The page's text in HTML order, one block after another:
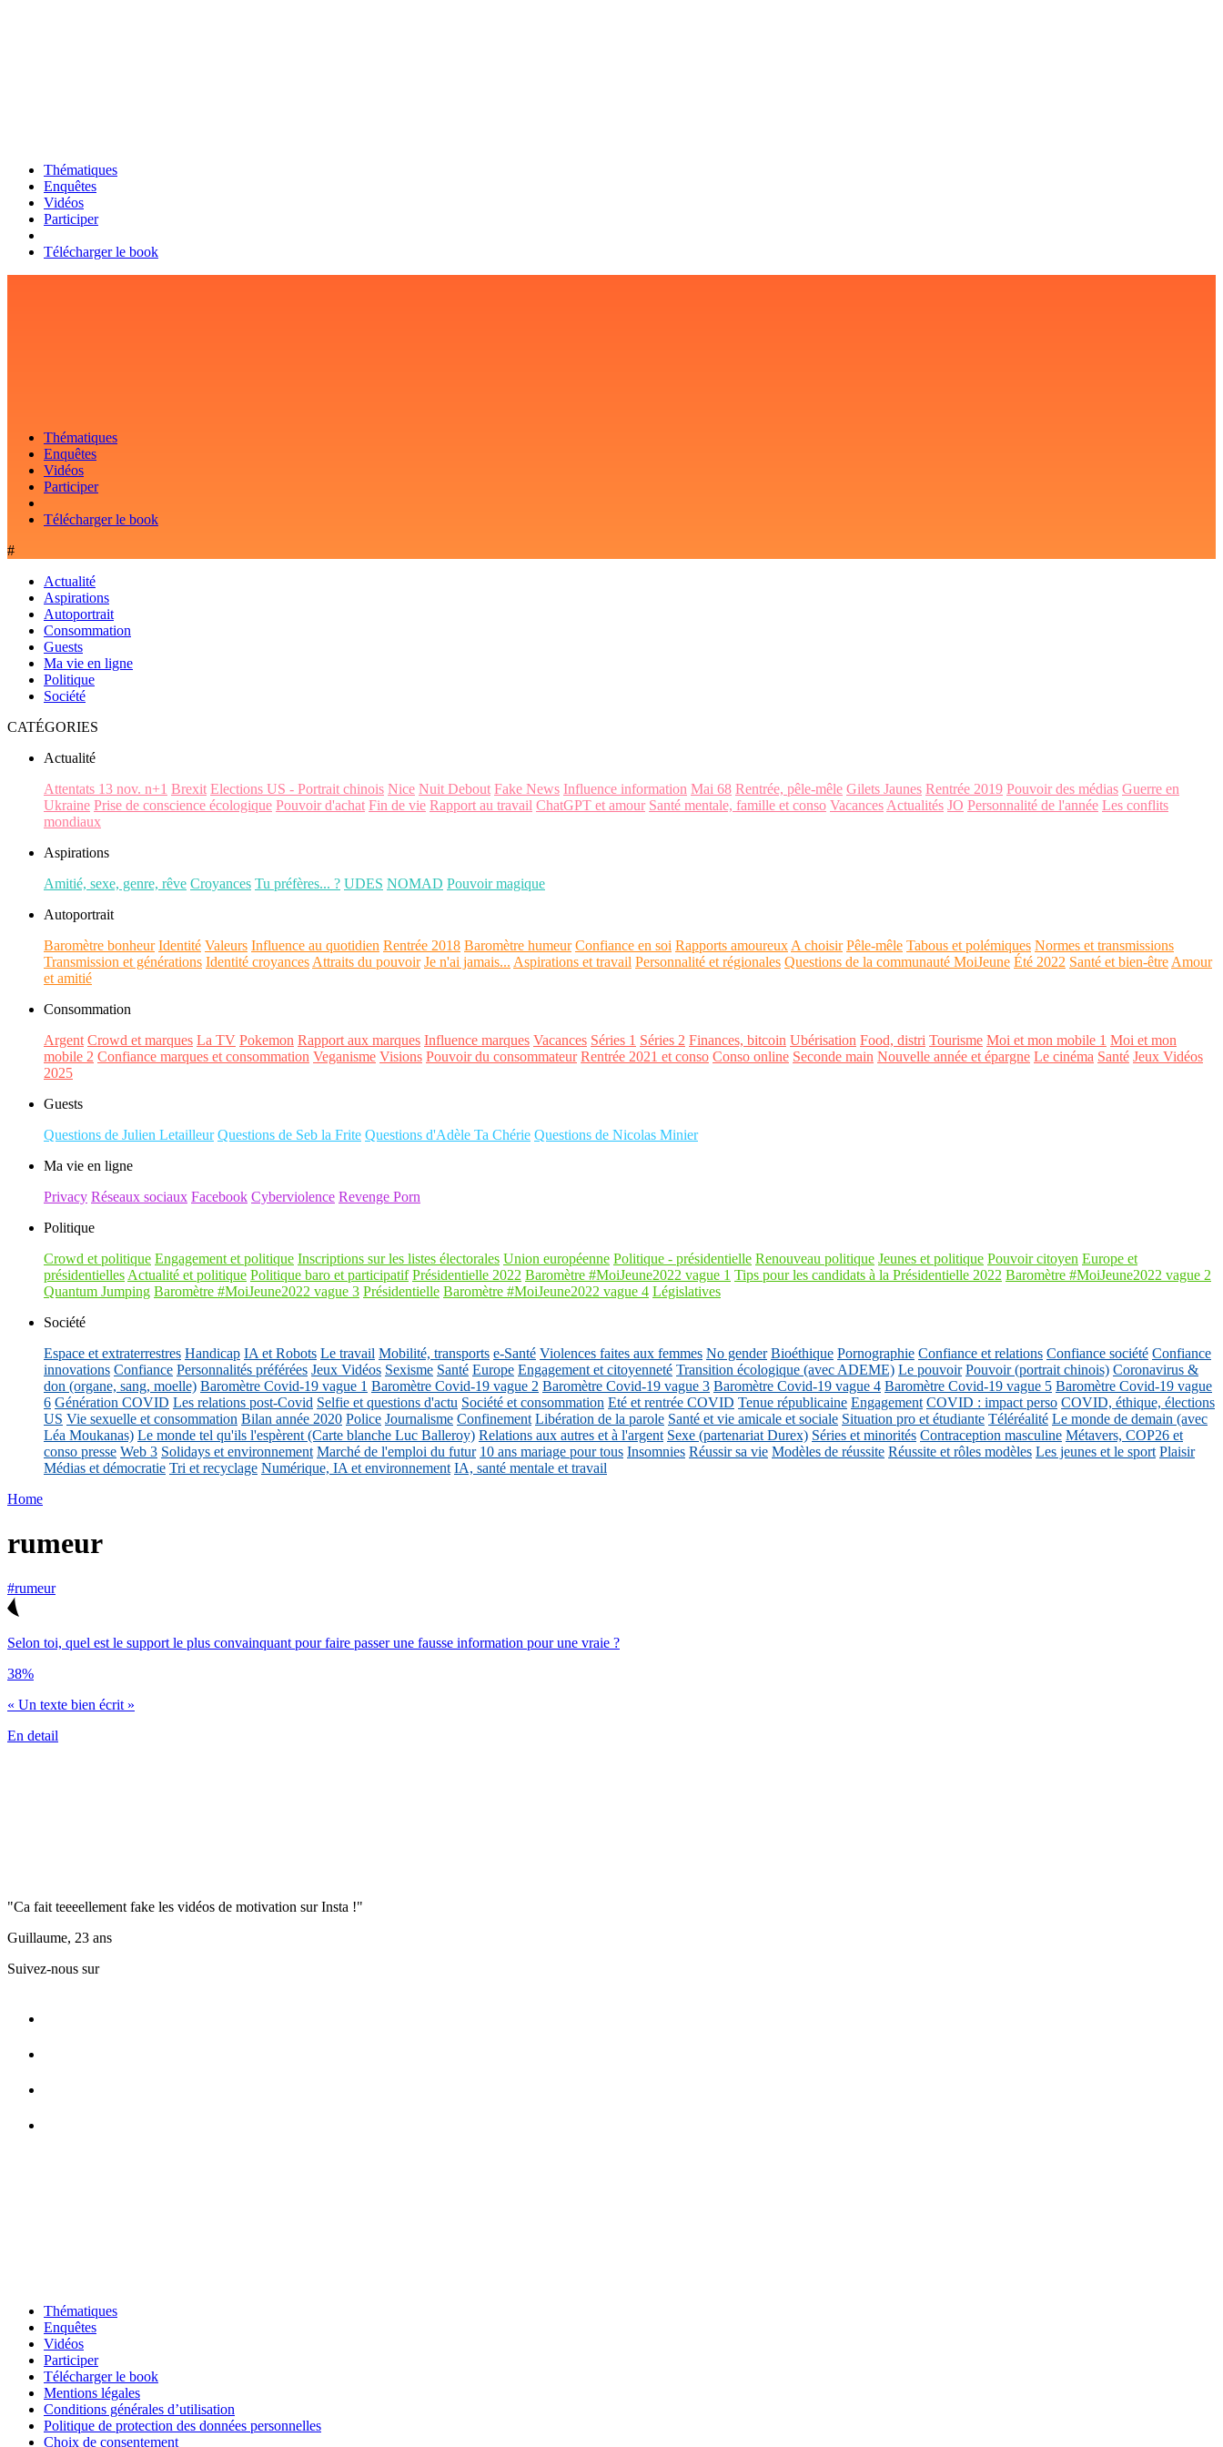
Thématiques
Enquêtes
Vidéos
Participer
Télécharger le book
Thématiques
Enquêtes
Vidéos
Participer
Télécharger le book
#
Actualité
Aspirations
Autoportrait
Consommation
Guests
Ma vie en ligne
Politique
Société
CATÉGORIES
Actualité
Attentats 13 nov. n+1 Brexit Elections US - Portrait chinois Nice Nuit Debout Fake News Influence information Mai 68 Rentrée, pêle-mêle Gilets Jaunes Rentrée 2019 Pouvoir des médias Guerre en
Ukraine Prise de conscience écologique Pouvoir d'achat Fin de vie Rapport au travail ChatGPT et amour Santé mentale, famille et conso Vacances Actualités JO Personnalité de l'année Les conflits
mondiaux
Aspirations
Amitié, sexe, genre, rêve Croyances Tu préfères... ? UDES NOMAD Pouvoir magique
Autoportrait
Baromètre bonheur Identité Valeurs Influence au quotidien Rentrée 2018 Baromètre humeur Confiance en soi Rapports amoureux A choisir Pêle-mêle Tabous et polémiques Normes et transmissions
Transmission et générations Identité croyances Attraits du pouvoir Je n'ai jamais... Aspirations et travail Personnalité et régionales Questions de la communauté MoiJeune Été 2022 Santé et bien-être Amour
et amitié
Consommation
Argent Crowd et marques La TV Pokemon Rapport aux marques Influence marques Vacances Séries 1 Séries 2 Finances, bitcoin Ubérisation Food, distri Tourisme Moi et mon mobile 1 Moi et mon
mobile 2 Confiance marques et consommation Veganisme Visions Pouvoir du consommateur Rentrée 2021 et conso Conso online Seconde main Nouvelle année et épargne Le cinéma Santé Jeux Vidéos
2025
Guests
Questions de Julien Letailleur Questions de Seb la Frite Questions d'Adèle Ta Chérie Questions de Nicolas Minier
Ma vie en ligne
Privacy Réseaux sociaux Facebook Cyberviolence Revenge Porn
Politique
Crowd et politique Engagement et politique Inscriptions sur les listes électorales Union européenne Politique - présidentielle Renouveau politique Jeunes et politique Pouvoir citoyen Europe et
présidentielles Actualité et politique Politique baro et participatif Présidentielle 2022 Baromètre #MoiJeune2022 vague 1 Tips pour les candidats à la Présidentielle 2022 Baromètre #MoiJeune2022 vague 2
Quantum Jumping Baromètre #MoiJeune2022 vague 3 Présidentielle Baromètre #MoiJeune2022 vague 4 Législatives
Société
Espace et extraterrestres Handicap IA et Robots Le travail Mobilité, transports e-Santé Violences faites aux femmes No gender Bioéthique Pornographie Confiance et relations Confiance société Confiance
innovations Confiance Personnalités préférées Jeux Vidéos Sexisme Santé Europe Engagement et citoyenneté Transition écologique (avec ADEME) Le pouvoir Pouvoir (portrait chinois) Coronavirus &
don (organe, sang, moelle) Baromètre Covid-19 vague 1 Baromètre Covid-19 vague 2 Baromètre Covid-19 vague 3 Baromètre Covid-19 vague 4 Baromètre Covid-19 vague 5 Baromètre Covid-19 vague
6 Génération COVID Les relations post-Covid Selfie et questions d'actu Société et consommation Eté et rentrée COVID Tenue républicaine Engagement COVID : impact perso COVID, éthique, élections
US Vie sexuelle et consommation Bilan année 2020 Police Journalisme Confinement Libération de la parole Santé et vie amicale et sociale Situation pro et étudiante Téléréalité Le monde de demain (avec
Léa Moukanas) Le monde tel qu'ils l'espèrent (Carte blanche Luc Balleroy) Relations aux autres et à l'argent Sexe (partenariat Durex) Séries et minorités Contraception masculine Métavers, COP26 et
conso presse Web 3 Solidays et environnement Marché de l'emploi du futur 10 ans mariage pour tous Insomnies Réussir sa vie Modèles de réussite Réussite et rôles modèles Les jeunes et le sport Plaisir
Médias et démocratie Tri et recyclage Numérique, IA et environnement IA, santé mentale et travail
Home
rumeur
#rumeur
Selon toi, quel est le support le plus convainquant pour faire passer une fausse information pour une vraie ?
38%
« Un texte bien écrit »
En detail
"Ca fait teeeellement fake les vidéos de motivation sur Insta !"
Guillaume, 23 ans
Suivez-nous sur
Thématiques
Enquêtes
Vidéos
Participer
Télécharger le book
Mentions légales
Conditions générales d’utilisation
Politique de protection des données personnelles
Choix de consentement